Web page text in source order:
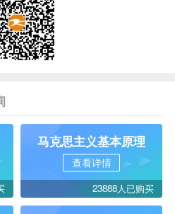
马克思主义基本原理
查看详情
23888人已购买